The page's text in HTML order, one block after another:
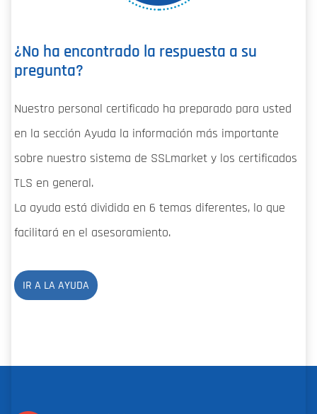
¿No ha encontrado la respuesta a su
pregunta?
Nuestro personal certificado ha preparado para usted
en la sección Ayuda la información más importante
sobre nuestro sistema de SSLmarket y los certificados
TLS en general.
La ayuda está dividida en 6 temas diferentes, lo que
facilitará en el asesoramiento.
IR A LA AYUDA